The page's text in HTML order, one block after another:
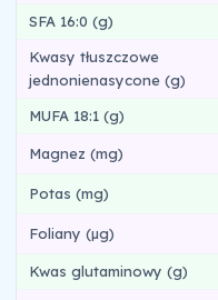
SFA 16:0 (g)
Kwasy tłuszczowe
jednonienasycone (g)
MUFA 18:1 (g)
Magnez (mg)
Potas (mg)
Foliany (µg)
Kwas glutaminowy (g)